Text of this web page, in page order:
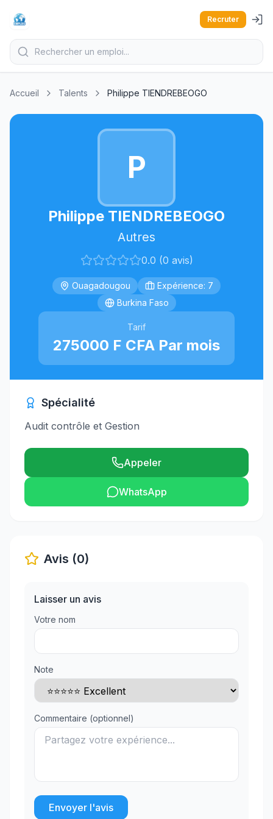
Recruter
Accueil Talents Philippe TIENDREBEOGO
P
Philippe TIENDREBEOGO
Autres
0.0 (0 avis)
Ouagadougou
Expérience: 7
Burkina Faso
Tarif
275000 F CFA Par mois
Spécialité
Audit contrôle et Gestion
Appeler
WhatsApp
Avis (0)
Laisser un avis
Votre nom
Note
Commentaire (optionnel)
Envoyer l'avis